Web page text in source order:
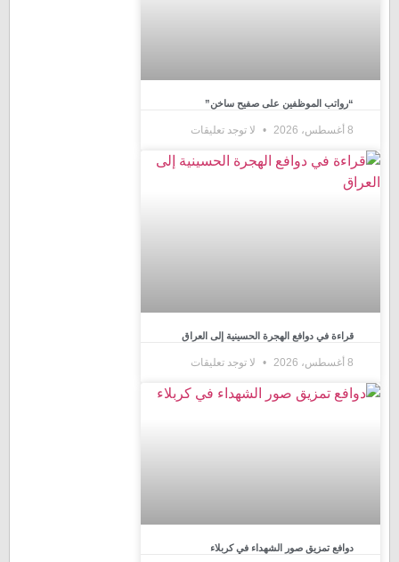
“رواتب الموظفين على صفيح ساخن”
8 أغسطس، 2026 لا توجد تعليقات
قراءة في دوافع الهجرة الحسينية إلى العراق
8 أغسطس، 2026 لا توجد تعليقات
دوافع تمزيق صور الشهداء في كربلاء